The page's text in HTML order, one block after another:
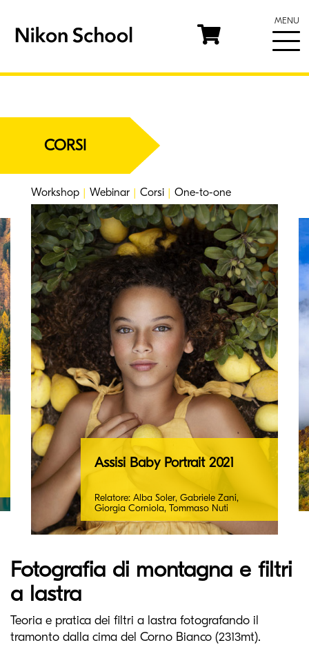
MENU
CORSI
Workshop| Webinar| Corsi| One-to-one
Assisi Baby Portrait 2021
Relatore: Alba Soler, Gabriele Zani,
Giorgia Corniola, Tommaso Nuti
Fotografia di montagna e filtri
a lastra
Teoria e pratica dei filtri a lastra fotografando il
tramonto dalla cima del Corno Bianco (2313mt).